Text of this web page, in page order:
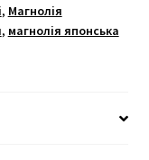
, Магнолія
, магнолія японська